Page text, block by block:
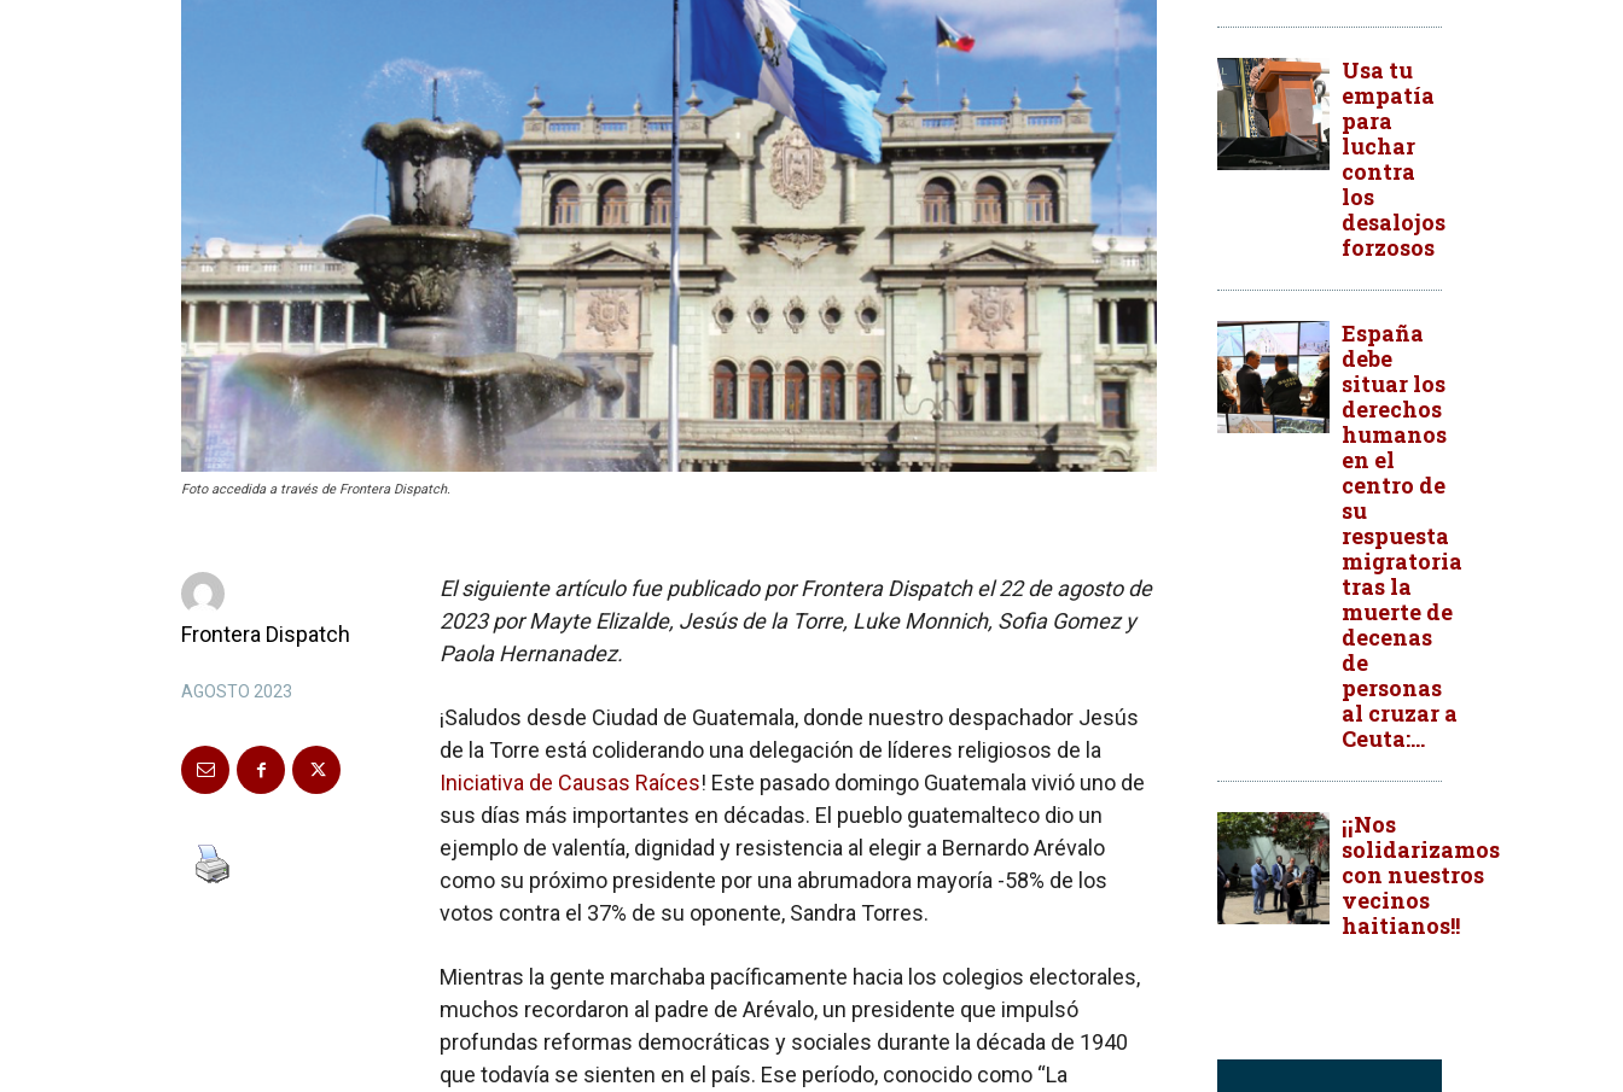
Foto accedida a través de Frontera Dispatch.
Frontera Dispatch
AGOSTO 2023
El siguiente artículo fue publicado por Frontera Dispatch el 22 de agosto de
2023 por Mayte Elizalde, Jesús de la Torre, Luke Monnich, Sofia Gomez y
Paola Hernanadez.
¡Saludos desde Ciudad de Guatemala, donde nuestro despachador Jesús
de la Torre está coliderando una delegación de líderes religiosos de la
Iniciativa de Causas Raíces! Este pasado domingo Guatemala vivió uno de
sus días más importantes en décadas. El pueblo guatemalteco dio un
ejemplo de valentía, dignidad y resistencia al elegir a Bernardo Arévalo
como su próximo presidente por una abrumadora mayoría -58% de los
votos contra el 37% de su oponente, Sandra Torres.
Mientras la gente marchaba pacíficamente hacia los colegios electorales,
muchos recordaron al padre de Arévalo, un presidente que impulsó
profundas reformas democráticas y sociales durante la década de 1940
que todavía se sienten en el país. Ese período, conocido como “La
Usa tu
empatía
para
luchar
contra
los
desalojos
forzosos
España
debe
situar los
derechos
humanos
en el
centro de
su
respuesta
migratoria
tras la
muerte de
decenas
de
personas
al cruzar a
Ceuta:...
¡¡Nos
solidarizamos
con nuestros
vecinos
haitianos!!